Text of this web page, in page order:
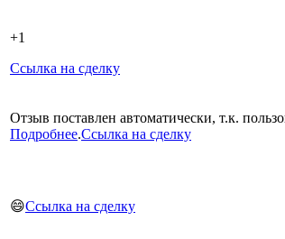
+1
Ссылка на сделку
Отзыв поставлен автоматически, т.к.
Подробнее.Ссылка на сделку
😄Ссылка на сделку